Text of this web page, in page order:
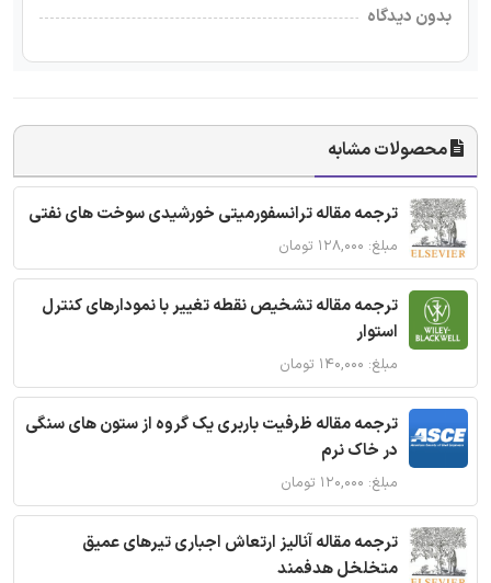
بدون دیدگاه
محصولات مشابه
ترجمه مقاله ترانسفورمیتی خورشیدی سوخت های نفتی
مبلغ: ۱۲۸,۰۰۰ تومان
ترجمه مقاله تشخیص نقطه تغییر با نمودارهای کنترل
استوار
مبلغ: ۱۴۰,۰۰۰ تومان
ترجمه مقاله ظرفیت باربری یک گروه از ستون های سنگی
در خاک نرم
مبلغ: ۱۲۰,۰۰۰ تومان
ترجمه مقاله آنالیز ارتعاش اجباری تیرهای عمیق
متخلخل هدفمند